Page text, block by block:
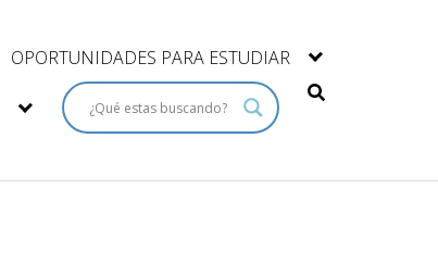
OPORTUNIDADES PARA ESTUDIAR